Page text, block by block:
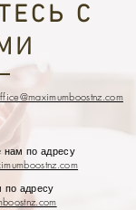
С
нам по адресу
адресу